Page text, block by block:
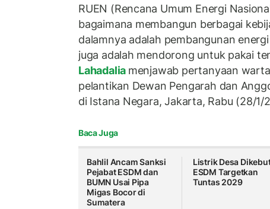
RUEN (Rencana Umum Energi
bagaimana membangun berbagai
dalamnya adalah pembangunan
juga adalah mendorong untuk pakai
Lahadalia menjawab pertanyaan
pelantikan Dewan Pengarah dan
di Istana Negara, Jakarta, Rabu (28/1/
Baca Juga
Bahlil Ancam Sanksi
Pejabat ESDM dan
BUMN Usai Pipa
Migas Bocor di
Sumatera
Listrik Desa
ESDM Targetkan
Tuntas 2029